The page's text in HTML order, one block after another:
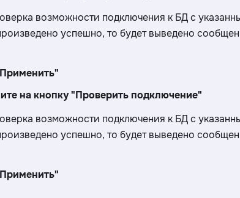
возможности подключения к БД с
успешно, то будет выведено
на кнопку "Проверить подключение"
возможности подключения к БД с
успешно, то будет выведено